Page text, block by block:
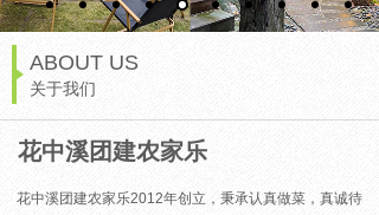
ABOUT US
关于我们
花中溪团建农家乐
花中溪团建农家乐2012年创立，秉承认真做菜，真诚待